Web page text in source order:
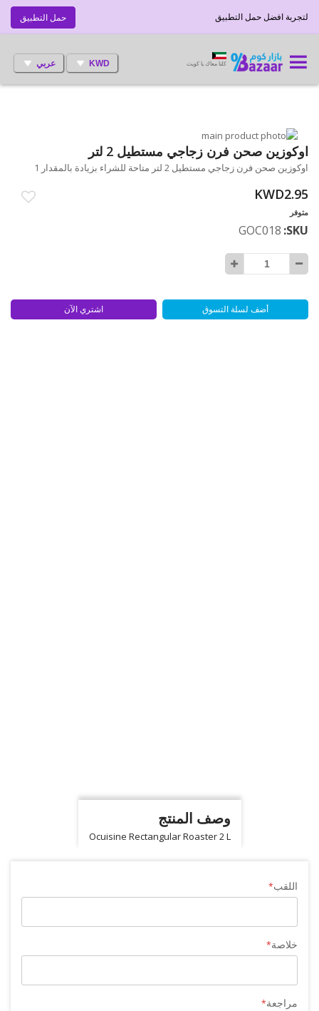
حمل التطبيق لتجربة افضل حمل التطبيق
KWD عربي كلنا معاك يا كويت
انتقل
إلى
النهاية
معرض
الصور
تخطي
إلى
بداية
معرض
اوكوزين صحن فرن زجاجي مستطيل 2 لتر
اوكوزين صحن فرن زجاجي مستطيل 2 لتر متاحة للشراء بزيادة بالمقدار 1
KWD2.95
متوفر
SKU
GOC018
أضف لسلة التسوق اشتري الآن
وصف المنتج
Ocuisine Rectangular Roaster 2 L
اللقب
خلاصة
مراجعة